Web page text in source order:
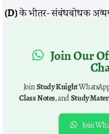
(D)के भीतर- संबंधबोधक
Join Our
JoinStudy Knight
Class Notes, andStudy
Join